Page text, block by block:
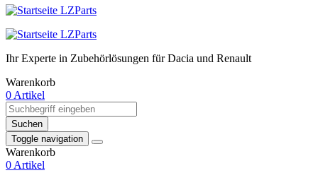
Ihr Experte in Zubehörlösungen für Dacia und Renault
Warenkorb
0 Artikel
Suchen
Toggle navigation
Warenkorb
0 Artikel